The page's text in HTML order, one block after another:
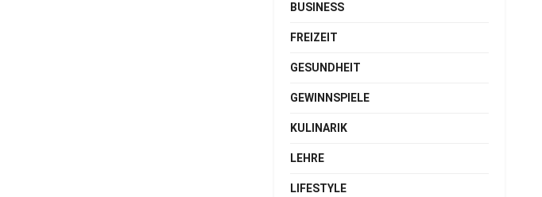
BUSINESS
FREIZEIT
GESUNDHEIT
GEWINNSPIELE
KULINARIK
LEHRE
LIFESTYLE